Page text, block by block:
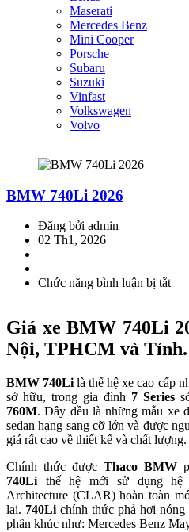
Maserati
Mercedes Benz
Mini Cooper
Porsche
Subaru
Suzuki
Vinfast
Volkswagen
Volvo
BMW 740Li 2026
Đăng bởi admin
02 Th1, 2026
Chức năng bình luận bị tắtở
Giá xe BMW 740Li
Nội, TPHCM và Tỉnh.
BMW 740Lilà thế hệ xe cao cấp
sở hữu, trong gia đình 7 Series
760M. Đây đều là những mẫu xe
sedan hạng sang cỡ lớn và được
giá rất cao về thiết kế và chất lượng.
Chính thức được Thaco BMW
740Li thế hệ mới sử dụng hệ
Architecture (CLAR) hoàn toàn
lai. 740Li chính thức phả hơi
phân khúc như: Mercedes Benz